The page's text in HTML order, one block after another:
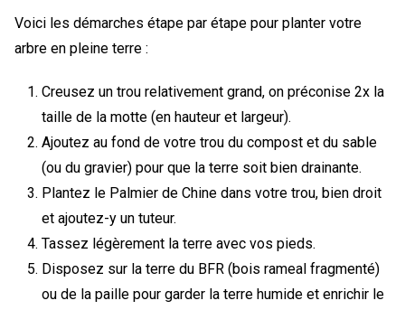
Voici les démarches étape par étape pour planter votre
arbre en pleine terre :
Creusez un trou relativement grand, on préconise 2x la
taille de la motte (en hauteur et largeur).
Ajoutez au fond de votre trou du compost et du sable
(ou du gravier) pour que la terre soit bien drainante.
Plantez le Palmier de Chine dans votre trou, bien droit
et ajoutez-y un tuteur.
Tassez légèrement la terre avec vos pieds.
Disposez sur la terre du BFR (bois rameal fragmenté)
ou de la paille pour garder la terre humide et enrichir le